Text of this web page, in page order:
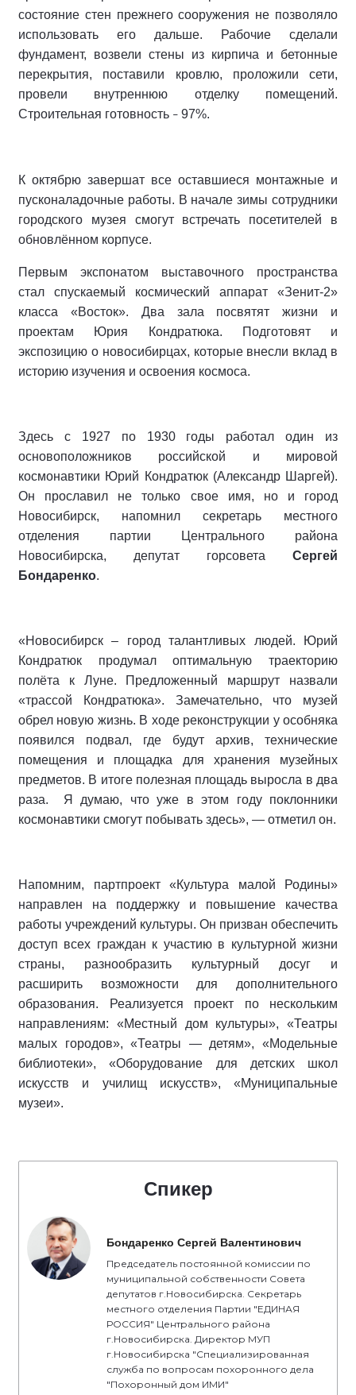
состояние стен прежнего сооружения не позволяло
использовать его дальше. Рабочие сделали
фундамент, возвели стены из кирпича и бетонные
перекрытия, поставили кровлю, проложили сети,
провели внутреннюю отделку помещений.
Строительная готовность – 97%.
К октябрю завершат все оставшиеся монтажные и
пусконаладочные работы. В начале зимы сотрудники
городского музея смогут встречать посетителей в
обновлённом корпусе.
Первым экспонатом выставочного пространства
стал спускаемый космический аппарат «Зенит-2»
класса «Восток». Два зала посвятят жизни и
проектам Юрия Кондратюка. Подготовят и
экспозицию о новосибирцах, которые внесли вклад в
историю изучения и освоения космоса.
Здесь с 1927 по 1930 годы работал один из
основоположников российской и мировой
космонавтики Юрий Кондратюк (Александр Шаргей).
Он прославил не только свое имя, но и город
Новосибирск, напомнил секретарь местного
отделения партии Центрального района
Новосибирска, депутат горсовета Сергей
Бондаренко.
«Новосибирск – город талантливых людей. Юрий
Кондратюк продумал оптимальную траекторию
полёта к Луне. Предложенный маршрут назвали
«трассой Кондратюка». Замечательно, что музей
обрел новую жизнь. В ходе реконструкции у особняка
появился подвал, где будут архив, технические
помещения и площадка для хранения музейных
предметов. В итоге полезная площадь выросла в два
раза.
Я думаю, что уже в этом году поклонники
космонавтики смогут побывать здесь», — отметил он.
Напомним, партпроект «Культура малой Родины»
направлен на поддержку и повышение качества
работы учреждений культуры. Он призван обеспечить
доступ всех граждан к участию в культурной жизни
страны, разнообразить культурный досуг и
расширить возможности для дополнительного
образования. Реализуется проект по нескольким
направлениям: «Местный дом культуры», «Театры
малых городов», «Театры — детям», «Модельные
библиотеки», «Оборудование для детских школ
искусств и училищ искусств», «Муниципальные
музеи».
Спикер
Бондаренко Сергей Валентинович
Председатель постоянной комиссии по
муниципальной собственности Совета
депутатов г.Новосибирска. Секретарь
местного отделения Партии "ЕДИНАЯ
РОССИЯ" Центрального района
г.Новосибирска. Директор МУП
г.Новосибирска "Специализированная
служба по вопросам похоронного дела
"Похоронный дом ИМИ"